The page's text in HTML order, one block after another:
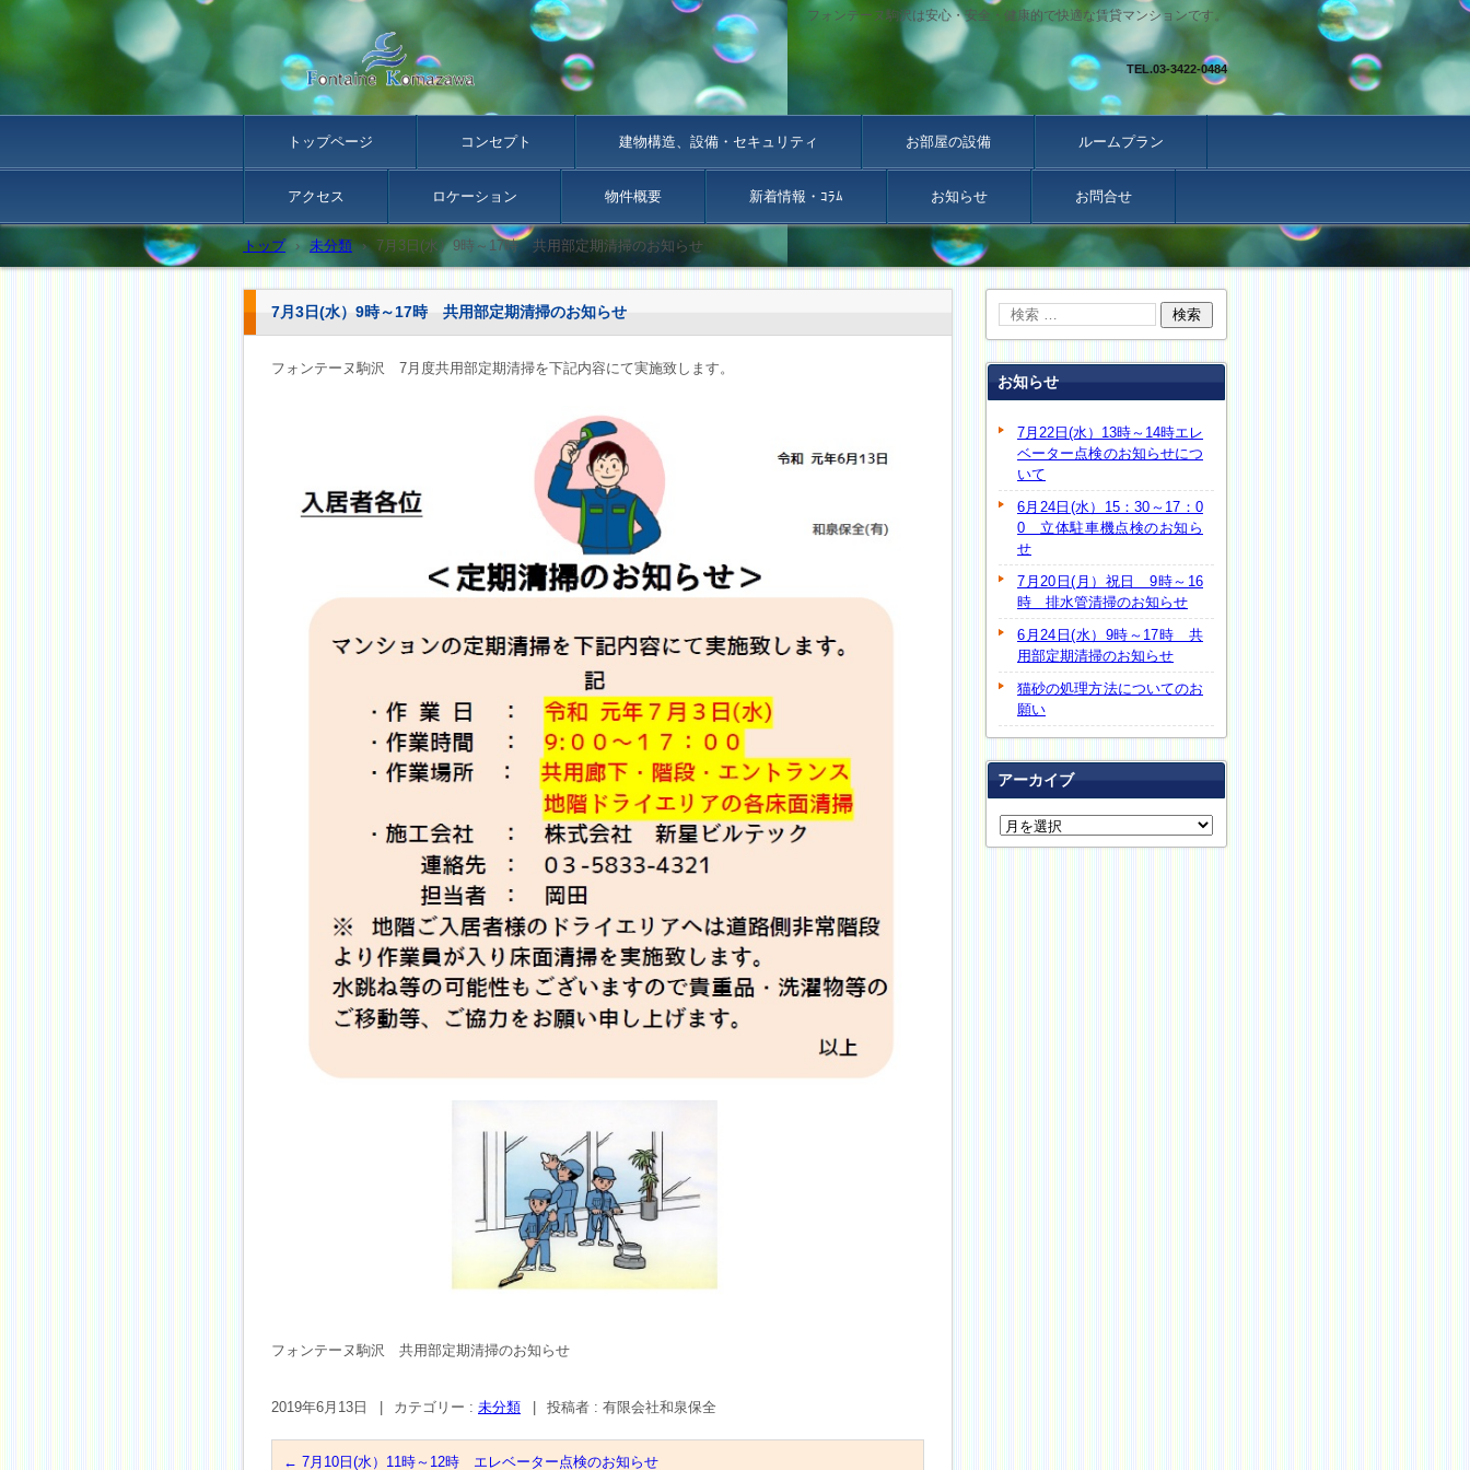
フォンテーヌ駒沢は安心・安全・健康的で快適な賃貸マンションです。
TEL.03-3422-0484
トップページ コンセプト 建物構造、設備・セキュリティ お部屋の設備 ルームプラン
アクセス ロケーション 物件概要 新着情報・ｺﾗﾑ お知らせ お問合せ
トップ › 未分類 › 7月3日(水）9時～17時 共用部定期清掃のお知らせ
7月3日(水）9時～17時 共用部定期清掃のお知らせ
フォンテーヌ駒沢 7月度共用部定期清掃を下記内容にて実施致します。
フォンテーヌ駒沢 共用部定期清掃のお知らせ
2019年6月13日 カテゴリー : 未分類 投稿者 : 有限会社和泉保全
← 7月10日(水）11時～12時 エレベーター点検のお知らせ
お知らせ
7月22日(水）13時～14時エレ
ベーター点検のお知らせにつ
いて
6月24日(水）15：30～17：0
0 立体駐車機点検のお知ら
せ
7月20日(月）祝日 9時～16
時 排水管清掃のお知らせ
6月24日(水）9時～17時 共
用部定期清掃のお知らせ
猫砂の処理方法についてのお
願い
アーカイブ